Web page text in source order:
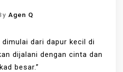
Agen Q
dimulai dari dapur kecil di
dijalani dengan cinta dan
besar.”